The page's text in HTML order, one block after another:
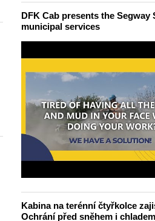
DFK Cab presents the Segway
municipal services
Kabina na terénní čtyřkolce
Ochrání před sněhem i chladem